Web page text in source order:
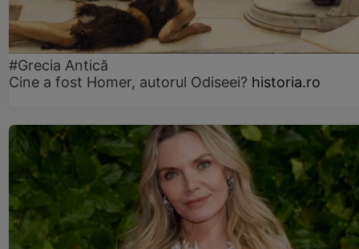
#Grecia Antică
Cine a fost Homer, autorul Odiseei? historia.ro